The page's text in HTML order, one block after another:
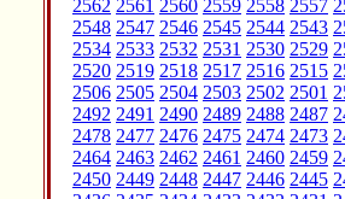
2562 2561 2560 2559 2558 2557
2548 2547 2546 2545 2544 2543
2534 2533 2532 2531 2530 2529
2520 2519 2518 2517 2516 2515
2506 2505 2504 2503 2502 2501
2492 2491 2490 2489 2488 2487
2478 2477 2476 2475 2474 2473
2464 2463 2462 2461 2460 2459
2450 2449 2448 2447 2446 2445